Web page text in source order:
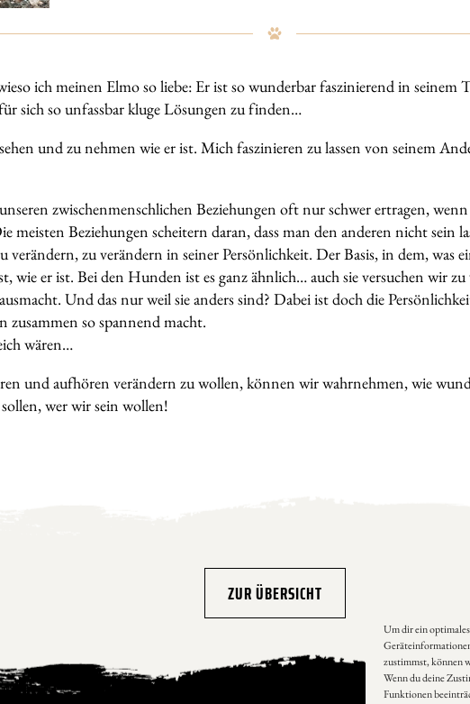
Um dir ein
zustimmst, können
Wenn du deine
Funktionen
ich meinen Elmo so liebe: Er ist so wunderbar faszinierend in seinem
sich so unfassbar kluge Lösungen zu finden…
und zu nehmen wie er ist. Mich faszinieren zu lassen von seinem
zwischenmenschlichen Beziehungen oft nur schwer ertragen, wenn
meisten Beziehungen scheitern daran, dass man den anderen nicht sein
verändern, zu verändern in seiner Persönlichkeit. Der Basis, in dem, was
wie er ist. Bei den Hunden ist es ganz ähnlich… auch sie versuchen wir
Und das nur weil sie anders sind? Dabei ist doch die
zusammen so spannend macht.
wären…
und aufhören verändern zu wollen, können wir wahrnehmen, wie
wer wir sein wollen!
ZUR ÜBERSICHT